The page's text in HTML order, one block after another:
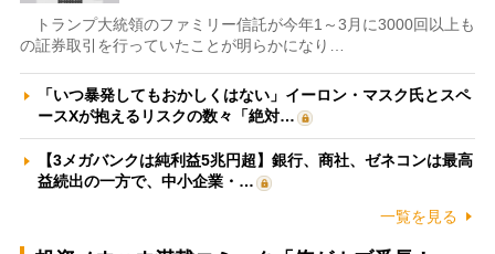
トランプ大統領のファミリー信託が今年1～3月に3000回以上も
の証券取引を行っていたことが明らかになり…
「いつ暴発してもおかしくはない」イーロン・マスク氏とスペ
ースXが抱えるリスクの数々「絶対…
【3メガバンクは純利益5兆円超】銀行、商社、ゼネコンは最高
益続出の一方で、中小企業・…
一覧を見る